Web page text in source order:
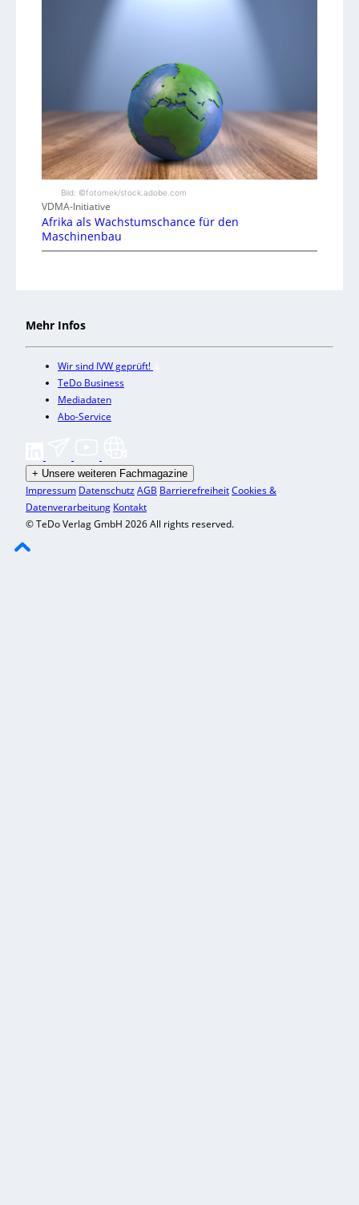
Bild: ©fotomek/stock.adobe.com
VDMA-Initiative
Afrika als Wachstumschance für den
Maschinenbau
Mehr Infos
Wir sind IVW geprüft!
TeDo Business
Mediadaten
Abo-Service
+ Unsere weiteren Fachmagazine
Impressum DatenschutzAGB BarrierefreiheitCookies &
Datenverarbeitung Kontakt
© TeDo Verlag GmbH 2026 All rights reserved.